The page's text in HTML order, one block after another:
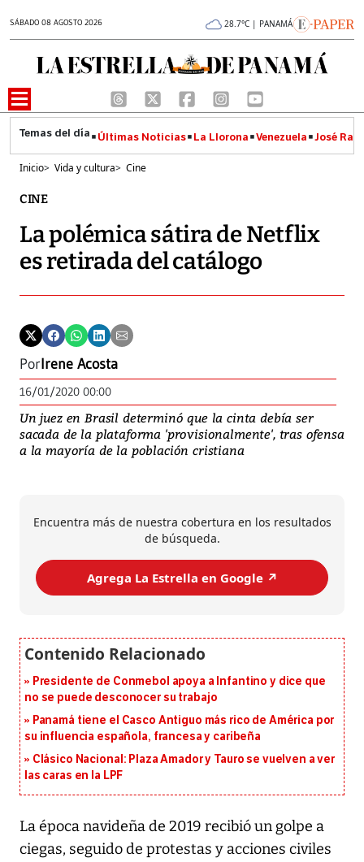
SÁBADO 08 AGOSTO 2026 28.7°C | PANAMÁ
Últimas Noticias La Llorona Venezuela José
Inicio> Vida y cultura> Cine
CINE
La polémica sátira de Netflix
es retirada del catálogo
PorIrene Acosta
16/01/2020 00:00
Un juez en Brasil determinó que la cinta debía ser
sacada de la plataforma 'provisionalmente', tras ofensa
a la mayoría de la población cristiana
Encuentra más de nuestra cobertura en los resultados
de búsqueda.
Agrega La Estrella en Google ↗️
Presidente de Conmebol apoya a Infantino y dice que
no se puede desconocer su trabajo
Panamá tiene el Casco Antiguo más rico de América por
su influencia española, francesa y caribeña
Clásico Nacional: Plaza Amador y Tauro se vuelven a ver
las caras en la LPF
La época navideña de 2019 recibió un golpe a
ciegas, seguido de protestas y acciones civiles